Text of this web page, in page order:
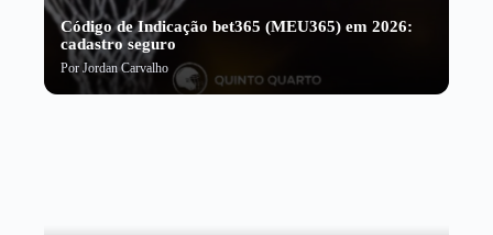
Código de Indicação bet365 (MEU365) em 2026:
cadastro seguro
PorJordan Carvalho